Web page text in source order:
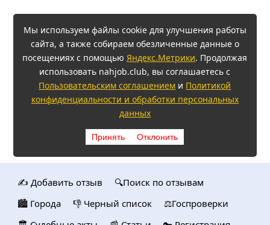
Мы используем файлы cookie для улучшения работы
сайта, а также собираем обезличенные данные о
посещениях с помощью Яндекс.Метрики. Продолжая
использовать nahjob.club, вы соглашаетесь с
Пользовательским соглашением и Политикой
конфиденциальности и обработки персональных
данных
Принять Отклонить
✍️ Добавить отзыв
🔍Поиск по отзывам
🏙️ Городa
👎 Черный список
⚖️Госпроверки